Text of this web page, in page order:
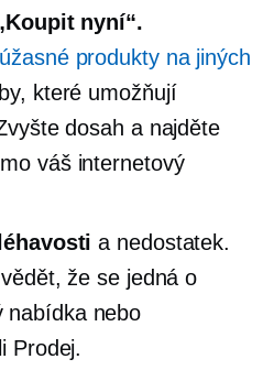
nyní“.
produkty na jiných
které umožňují
dosah a najděte
váš internetový
a nedostatek.
že se jedná o
nabídka nebo
Prodej.